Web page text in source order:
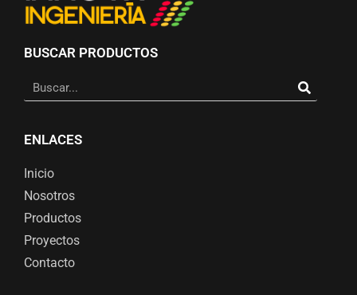
BUSCAR PRODUCTOS
ENLACES
Inicio
Nosotros
Productos
Proyectos
Contacto